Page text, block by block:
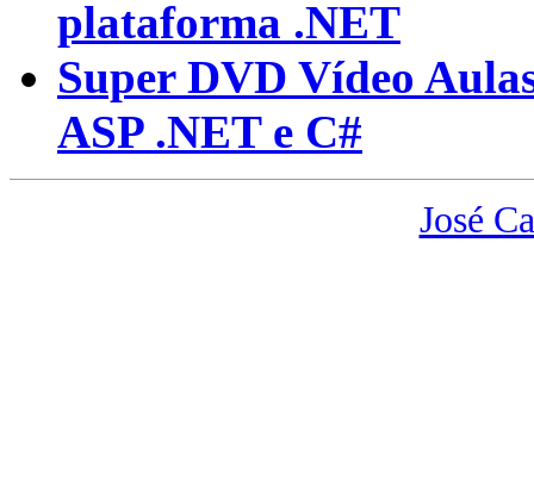
plataforma .NET
Super DVD Vídeo
ASP .NET e C#
José